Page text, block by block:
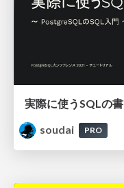
soudai
PRO